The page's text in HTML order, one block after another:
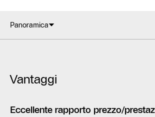
Panoramica
Vantaggi
Eccellente rapporto prezzo/